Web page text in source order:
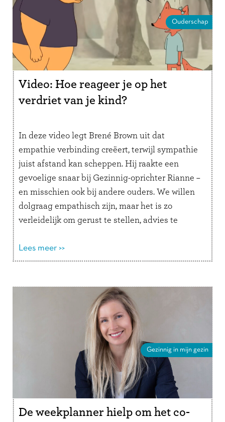
Ouderschap
Video: Hoe reageer je op het
verdriet van je kind?
In deze video legt Brené Brown uit dat
empathie verbinding creëert, terwijl sympathie
juist afstand kan scheppen. Hij raakte een
gevoelige snaar bij Gezinnig-oprichter Rianne –
en misschien ook bij andere ouders. We willen
dolgraag empathisch zijn, maar het is zo
verleidelijk om gerust te stellen, advies te
verder
Lees meer >>
Gezinnig in mijn gezin
De weekplanner hielp om het co-